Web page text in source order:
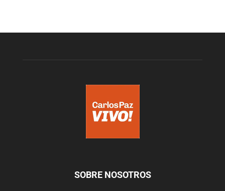
SOBRE NOSOTROS